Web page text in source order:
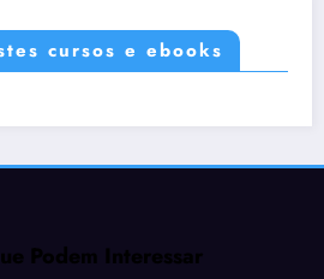
cursos e ebooks
Podem Interessar